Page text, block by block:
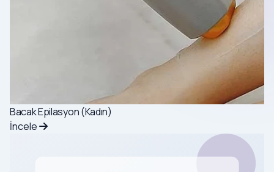
Bacak Epilasyon (Kadın)
İncele